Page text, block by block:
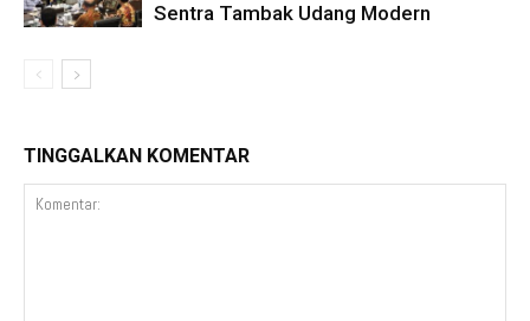
Sentra Tambak Udang Modern
TINGGALKAN KOMENTAR